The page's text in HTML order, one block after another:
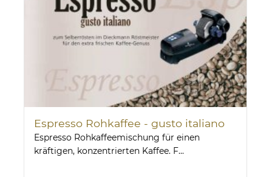
Espresso Rohkaffee - gusto italiano
Espresso Rohkaffeemischung für einen
kräftigen, konzentrierten Kaffee. F...